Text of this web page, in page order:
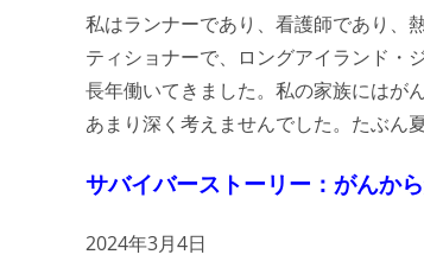
私はランナーであり、看護師であり、
ティショナーで、ロングアイランド・
長年働いてきました。私の家族にはが
あまり深く考えませんでした。たぶん
サバイバーストーリー：がんか
2024年3月4日